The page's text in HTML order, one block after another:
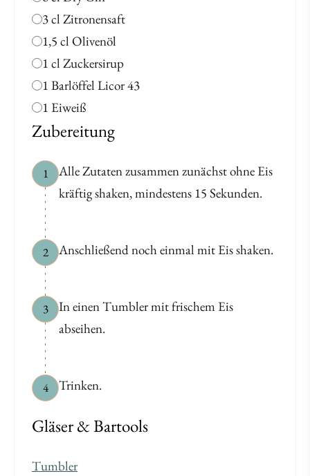
3 cl Zitronensaft
1,5 cl Olivenöl
1 cl Zuckersirup
1 Barlöffel Licor 43
1 Eiweiß
Zubereitung
1
Alle Zutaten zusammen zunächst ohne Eis
kräftig shaken, mindestens 15 Sekunden.
2 Anschließend noch einmal mit Eis shaken.
3
In einen Tumbler mit frischem Eis
abseihen.
4 Trinken.
Gläser & Bartools
Tumbler